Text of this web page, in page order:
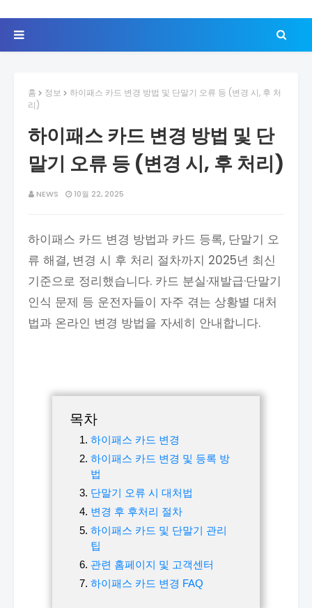
홈 정보
하이패스 카드 변경 방법 및 단말기 오류 등 (변경 시, 후 처
리)
하이패스 카드 변경 방법 및 단
말기 오류 등 (변경 시, 후 처리)
NEWS 10월 22, 2025
하이패스 카드 변경 방법과 카드 등록, 단말기 오
류 해결, 변경 시 후 처리 절차까지 2025년 최신
기준으로 정리했습니다. 카드 분실·재발급·단말기
인식 문제 등 운전자들이 자주 겪는 상황별 대처
법과 온라인 변경 방법을 자세히 안내합니다.
목차
하이패스 카드 변경
하이패스 카드 변경 및 등록 방
법
단말기 오류 시 대처법
변경 후 후처리 절차
하이패스 카드 및 단말기 관리
팁
관련 홈페이지 및 고객센터
하이패스 카드 변경 FAQ